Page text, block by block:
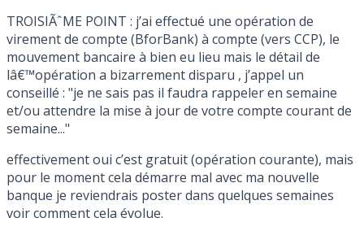
TROISIÃˆME POINT : j’ai effectué une opération de
virement de compte (BforBank) à compte (vers CCP), le
mouvement bancaire à bien eu lieu mais le détail de
lâ€™opération a bizarrement disparu , j’appel un
conseillé : "je ne sais pas il faudra rappeler en semaine
et/ou attendre la mise à jour de votre compte courant de
semaine..."
effectivement oui c’est gratuit (opération courante), mais
pour le moment cela démarre mal avec ma nouvelle
banque je reviendrais poster dans quelques semaines
voir comment cela évolue.